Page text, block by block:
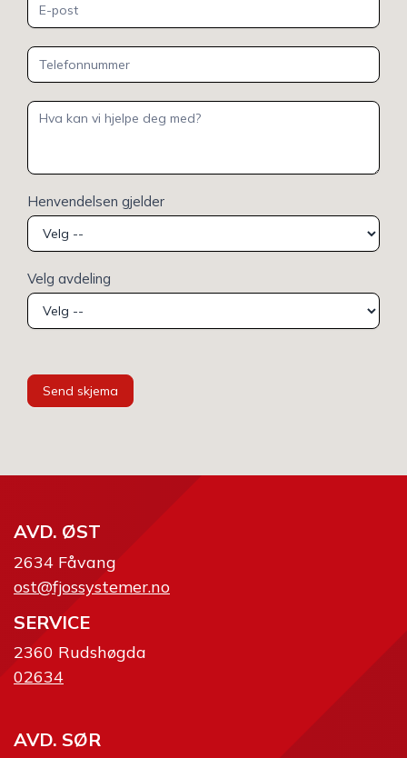
Henvendelsen gjelder
Velg avdeling
Send skjema
AVD. ØST
2634 Fåvang
ost@fjossystemer.no
SERVICE
2360 Rudshøgda
02634
AVD. SØR